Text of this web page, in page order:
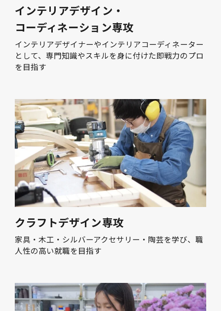
インテリアデザイン・
コーディネーション専攻
インテリアデザイナーやインテリアコーディネーター
として、専門知識やスキルを身に付けた即戦力のプロ
を目指す
クラフトデザイン専攻
家具・木工・シルバーアクセサリー・陶芸を学び、職
人性の高い就職を目指す